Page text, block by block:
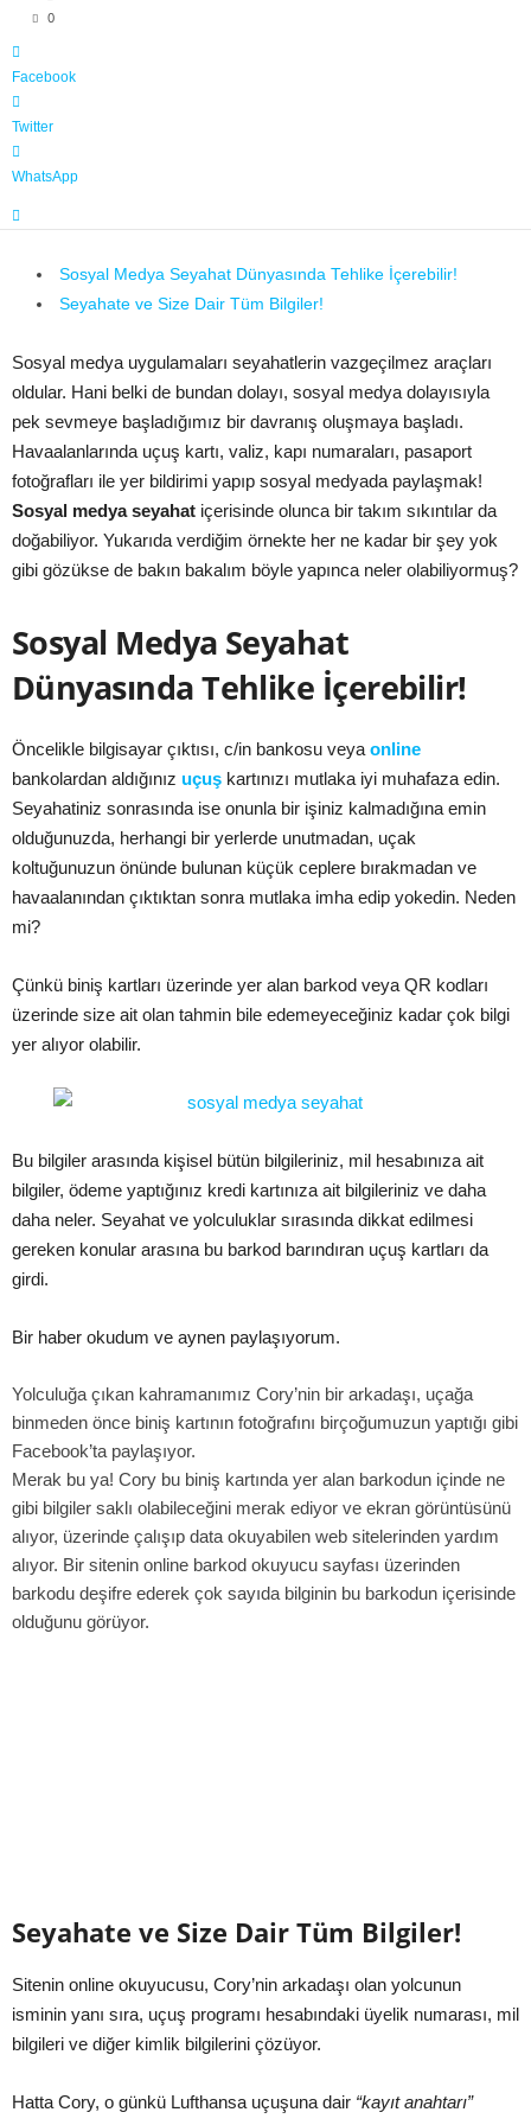
0
Facebook
Twitter
WhatsApp
Sosyal Medya Seyahat Dünyasında Tehlike İçerebilir!
Seyahate ve Size Dair Tüm Bilgiler!
Sosyal medya uygulamaları seyahatlerin vazgeçilmez araçları
oldular. Hani belki de bundan dolayı, sosyal medya dolayısıyla
pek sevmeye başladığımız bir davranış oluşmaya başladı.
Havaalanlarında uçuş kartı, valiz, kapı numaraları, pasaport
fotoğrafları ile yer bildirimi yapıp sosyal medyada paylaşmak!
Sosyal medya seyahat içerisinde olunca bir takım sıkıntılar da
doğabiliyor. Yukarıda verdiğim örnekte her ne kadar bir şey yok
gibi gözükse de bakın bakalım böyle yapınca neler olabiliyormuş?
Sosyal Medya Seyahat
Dünyasında Tehlike İçerebilir!
Öncelikle bilgisayar çıktısı, c/in bankosu veya online
bankolardan aldığınız uçuş kartınızı mutlaka iyi muhafaza edin.
Seyahatiniz sonrasında ise onunla bir işiniz kalmadığına emin
olduğunuzda, herhangi bir yerlerde unutmadan, uçak
koltuğunuzun önünde bulunan küçük ceplere bırakmadan ve
havaalanından çıktıktan sonra mutlaka imha edip yokedin. Neden
mi?
Çünkü biniş kartları üzerinde yer alan barkod veya QR kodları
üzerinde size ait olan tahmin bile edemeyeceğiniz kadar çok bilgi
yer alıyor olabilir.
Bu bilgiler arasında kişisel bütün bilgileriniz, mil hesabınıza ait
bilgiler, ödeme yaptığınız kredi kartınıza ait bilgileriniz ve daha
daha neler. Seyahat ve yolculuklar sırasında dikkat edilmesi
gereken konular arasına bu barkod barındıran uçuş kartları da
girdi.
Bir haber okudum ve aynen paylaşıyorum.
Yolculuğa çıkan kahramanımız Cory’nin bir arkadaşı, uçağa
binmeden önce biniş kartının fotoğrafını birçoğumuzun yaptığı gibi
Facebook’ta paylaşıyor.
Merak bu ya! Cory bu biniş kartında yer alan barkodun içinde ne
gibi bilgiler saklı olabileceğini merak ediyor ve ekran görüntüsünü
alıyor, üzerinde çalışıp data okuyabilen web sitelerinden yardım
alıyor. Bir sitenin online barkod okuyucu sayfası üzerinden
barkodu deşifre ederek çok sayıda bilginin bu barkodun içerisinde
olduğunu görüyor.
Seyahate ve Size Dair Tüm Bilgiler!
Sitenin online okuyucusu, Cory’nin arkadaşı olan yolcunun
isminin yanı sıra, uçuş programı hesabındaki üyelik numarası, mil
bilgileri ve diğer kimlik bilgilerini çözüyor.
Hatta Cory, o günkü Lufthansa uçuşuna dair “kayıt anahtarı”